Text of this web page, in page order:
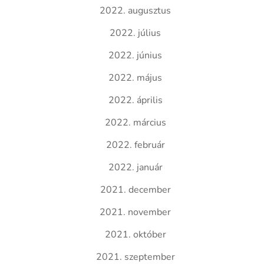
2022. augusztus
2022. július
2022. június
2022. május
2022. április
2022. március
2022. február
2022. január
2021. december
2021. november
2021. október
2021. szeptember